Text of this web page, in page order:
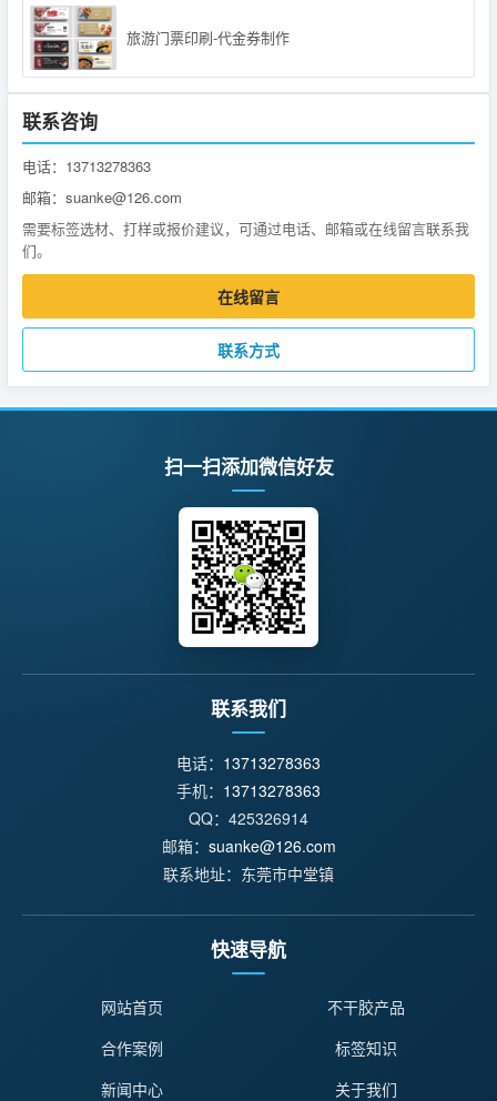
旅游门票印刷-代金券制作
联系咨询
电话：13713278363
邮箱：suanke@126.com
需要标签选材、打样或报价建议，可通过电话、邮箱或在线留言联系我
们。
在线留言
联系方式
扫一扫添加微信好友
联系我们
电话： 13713278363
手机： 13713278363
QQ：425326914
邮箱： suanke@126.com
联系地址：东莞市中堂镇
快速导航
网站首页
不干胶产品
合作案例
标签知识
新闻中心
关于我们